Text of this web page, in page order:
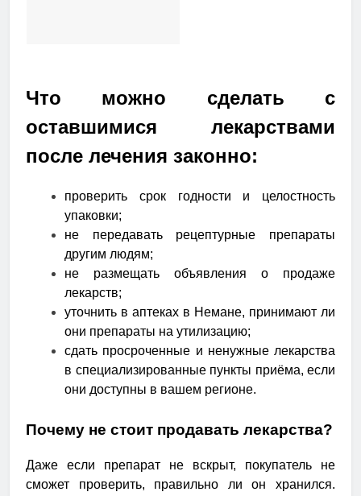
Что можно сделать с
оставшимися лекарствами
после лечения законно:
проверить срок годности и целостность
упаковки;
не передавать рецептурные препараты
другим людям;
не размещать объявления о продаже
лекарств;
уточнить в аптеках в Немане, принимают ли
они препараты на утилизацию;
сдать просроченные и ненужные лекарства
в специализированные пункты приёма, если
они доступны в вашем регионе.
Почему не стоит продавать лекарства?
Даже если препарат не вскрыт, покупатель не
сможет проверить, правильно ли он хранился.